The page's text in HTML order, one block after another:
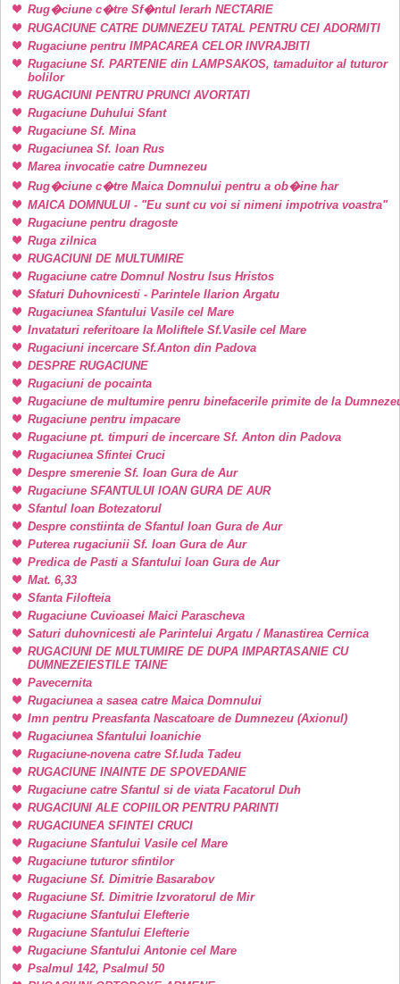
Rug�ciune c�tre Sf�ntul Ierarh NECTARIE
RUGACIUNE CATRE DUMNEZEU TATAL PENTRU CEI ADORMITI
Rugaciune pentru IMPACAREA CELOR INVRAJBITI
Rugaciune Sf. PARTENIE din LAMPSAKOS, tamaduitor al tuturor
bolilor
RUGACIUNI PENTRU PRUNCI AVORTATI
Rugaciune Duhului Sfant
Rugaciune Sf. Mina
Rugaciunea Sf. Ioan Rus
Marea invocatie catre Dumnezeu
Rug�ciune c�tre Maica Domnului pentru a ob�ine har
MAICA DOMNULUI - "Eu sunt cu voi si nimeni impotriva voastra"
Rugaciune pentru dragoste
Ruga zilnica
RUGACIUNI DE MULTUMIRE
Rugaciune catre Domnul Nostru Isus Hristos
Sfaturi Duhovnicesti - Parintele Ilarion Argatu
Rugaciunea Sfantului Vasile cel Mare
Invataturi referitoare la Moliftele Sf.Vasile cel Mare
Rugaciuni incercare Sf.Anton din Padova
DESPRE RUGACIUNE
Rugaciuni de pocainta
Rugaciune de multumire penru binefacerile primite de la
Rugaciune pentru impacare
Rugaciune pt. timpuri de incercare Sf. Anton din Padova
Rugaciunea Sfintei Cruci
Despre smerenie Sf. Ioan Gura de Aur
Rugaciune SFANTULUI IOAN GURA DE AUR
Sfantul Ioan Botezatorul
Despre constiinta de Sfantul Ioan Gura de Aur
Puterea rugaciunii Sf. Ioan Gura de Aur
Predica de Pasti a Sfantului Ioan Gura de Aur
Mat. 6,33
Sfanta Filofteia
Rugaciune Cuvioasei Maici Parascheva
Saturi duhovnicesti ale Parintelui Argatu / Manastirea Cernica
RUGACIUNI DE MULTUMIRE DE DUPA IMPARTASANIE CU
DUMNEZEIESTILE TAINE
Pavecernita
Rugaciunea a sasea catre Maica Domnului
Imn pentru Preasfanta Nascatoare de Dumnezeu (Axionul)
Rugaciunea Sfantului Ioanichie
Rugaciune-novena catre Sf.Iuda Tadeu
RUGACIUNE INAINTE DE SPOVEDANIE
Rugaciune catre Sfantul si de viata Facatorul Duh
RUGACIUNI ALE COPIILOR PENTRU PARINTI
RUGACIUNEA SFINTEI CRUCI
Rugaciune Sfantului Vasile cel Mare
Rugaciune tuturor sfintilor
Rugaciune Sf. Dimitrie Basarabov
Rugaciune Sf. Dimitrie Izvoratorul de Mir
Rugaciune Sfantului Elefterie
Rugaciune Sfantului Elefterie
Rugaciune Sfantului Antonie cel Mare
Psalmul 142, Psalmul 50